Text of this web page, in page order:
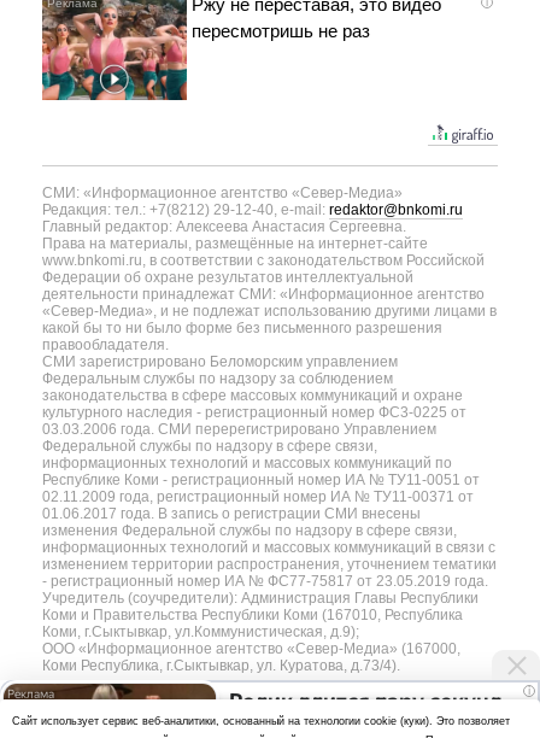
Ржу не переставая, это видео
пересмотришь не раз
СМИ: «Информационное агентство «Север-Медиа»
Редакция: тел.: +7(8212) 29-12-40, e-mail: redaktor@bnkomi.ru
Главный редактор: Алексеева Анастасия Сергеевна.
Права на материалы, размещённые на интернет-сайте
www.bnkomi.ru, в соответствии с законодательством Российской
Федерации об охране результатов интеллектуальной
деятельности принадлежат СМИ: «Информационное агентство
«Север-Медиа», и не подлежат использованию другими лицами в
какой бы то ни было форме без письменного разрешения
правообладателя.
СМИ зарегистрировано Беломорским управлением
Федеральным службы по надзору за соблюдением
законодательства в сфере массовых коммуникаций и охране
культурного наследия - регистрационный номер ФС3-0225 от
03.03.2006 года. СМИ перерегистрировано Управлением
Федеральной службы по надзору в сфере связи,
информационных технологий и массовых коммуникаций по
Республике Коми - регистрационный номер ИА № ТУ11-0051 от
02.11.2009 года, регистрационный номер ИА № ТУ11-00371 от
01.06.2017 года. В запись о регистрации СМИ внесены
изменения Федеральной службы по надзору в сфере связи,
информационных технологий и массовых коммуникаций в связи с
изменением территории распространения, уточнением тематики
- регистрационный номер ИА № ФС77-75817 от 23.05.2019 года.
Учредитель (соучредители): Администрация Главы Республики
Коми и Правительства Республики Коми (167010, Республика
Коми, г.Сыктывкар, ул.Коммунистическая, д.9);
ООО «Информационное агентство «Север-Медиа» (167000,
Коми Республика, г.Сыктывкар, ул. Куратова, д.73/4).
Разработка сайта — web-студия «Цифровой Век»
i
Ролик длится пару секунд,
но вы будете в шоке от
Cайт использует сервис веб-аналитики, основанный на технологии cookie (куки). Это позволяет